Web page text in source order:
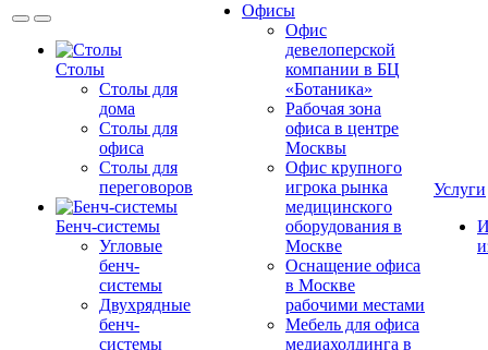
Столы
Столы для
дома
Столы для
офиса
Столы для
переговоров
Бенч-системы
Угловые
бенч-
системы
Двухрядные
бенч-
системы
Офисы
Офис
девелоперской
компании в БЦ
«Ботаника»
Рабочая зона
офиса в центре
Москвы
Офис крупного
игрока рынка
медицинского
оборудования в
Москве
Оснащение офиса
в Москве
рабочими местами
Мебель для офиса
медиахолдинга в
Услуги